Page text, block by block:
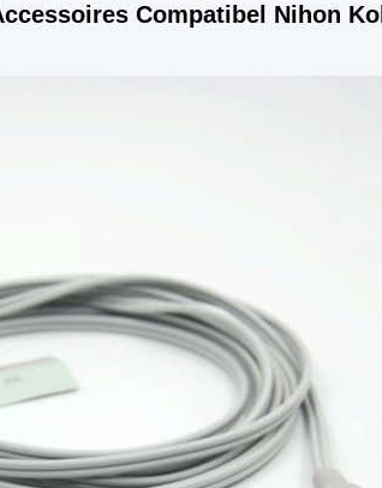
Compatibel Nihon